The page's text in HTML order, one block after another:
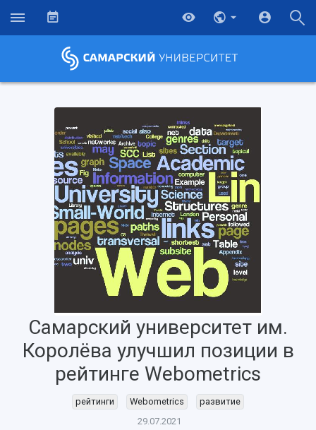
НАЗАД
Об университете
История
Ключевые факты
Рейтинги
Новости
Главные новости
Бортжурнал
Объявления
Образование
Почему я выбираю Самарский университет?
Абитуриенту
Бакалавриат и специалитет
Научно-исследовательская деятельность
Основные научные направления
Научные школы и ведущие научные коллективы
Диссертационные советы
Подготовка научных кадров
Самарский университет им.
Королёва улучшил позиции в
рейтинге Webometrics
рейтинги Webometrics
развитие
29.07.2021